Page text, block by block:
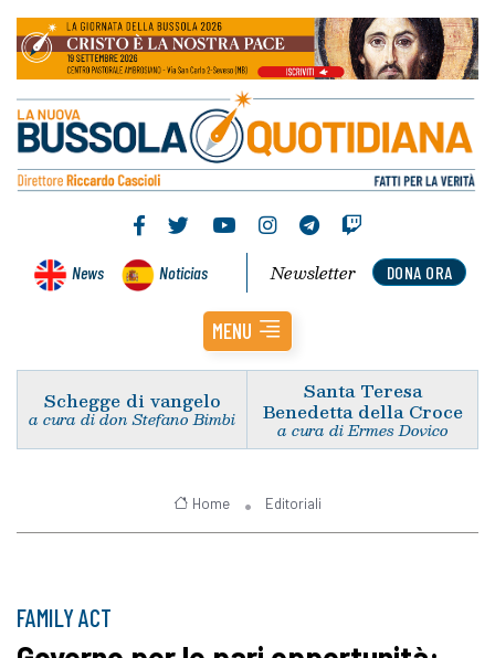
News Noticias DONA ORA
Newsletter
MENU
Schegge di vangelo
a cura di don Stefano Bimbi
Santa Teresa
Benedetta della Croce
a cura di Ermes Dovico
Home Editoriali
FAMILY ACT